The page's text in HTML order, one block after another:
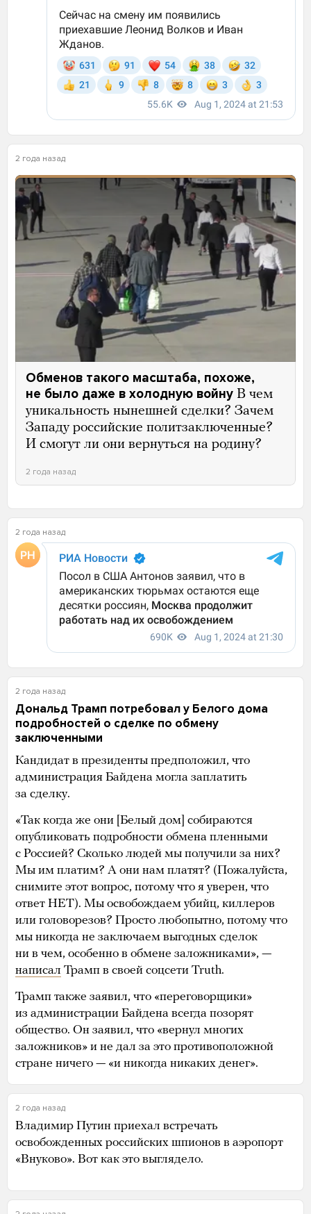
2 года назад
Обменов такого масштаба, похоже,
не было даже в холодную войну В чем
уникальность нынешней сделки? Зачем
Западу российские политзаключенные?
И смогут ли они вернуться на родину?
2 года назад
2 года назад
2 года назад
Дональд Трамп потребовал у Белого дома
подробностей о сделке по обмену
заключенными
Кандидат в президенты предположил, что
администрация Байдена могла заплатить
за сделку.
«Так когда же они [Белый дом] собираются
опубликовать подробности обмена пленными
с Россией? Сколько людей мы получили за них?
Мы им платим? А они нам платят? (Пожалуйста,
снимите этот вопрос, потому что я уверен, что
ответ НЕТ). Мы освобождаем убийц, киллеров
или головорезов? Просто любопытно, потому что
мы никогда не заключаем выгодных сделок
ни в чем, особенно в обмене заложниками», —
написал Трамп в своей соцсети Truth.
Трамп также заявил, что «переговорщики»
из администрации Байдена всегда позорят
общество. Он заявил, что «вернул многих
заложников» и не дал за это противоположной
стране ничего — «и никогда никаких денег».
2 года назад
Владимир Путин приехал встречать
освобожденных российских шпионов в аэропорт
«Внуково». Вот как это выглядело.